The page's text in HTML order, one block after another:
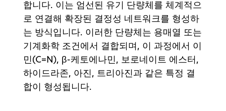
합니다. 이는 엄선된 유기 단량체를 체계적으
로 연결해 확장된 결정성 네트워크를 형성하
는 방식입니다. 이러한 단량체는 용매열 또는
기계화학 조건에서 결합되며, 이 과정에서 이
민(C=N), β-케토에나민, 보로네이트 에스터,
하이드라존, 아진, 트리아진과 같은 특정 결
합이 형성됩니다.